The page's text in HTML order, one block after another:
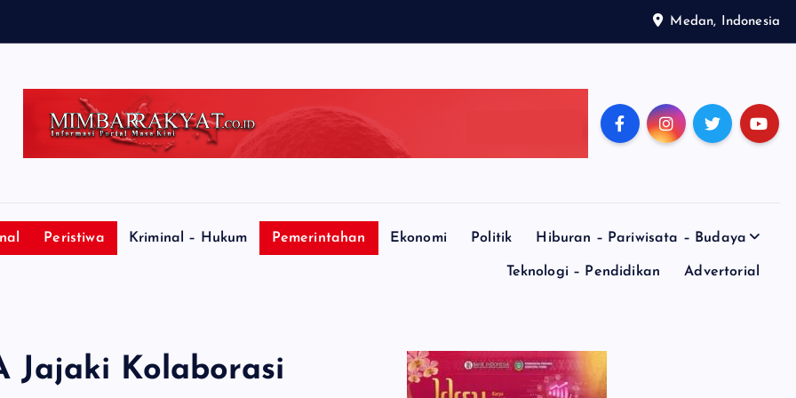
Medan, Indonesia
Peristiwa Kriminal – Hukum Pemerintahan Ekonomi Politik Hiburan – Pariwisata – Budaya
Teknologi – Pendidikan Advertorial
Jajaki Kolaborasi